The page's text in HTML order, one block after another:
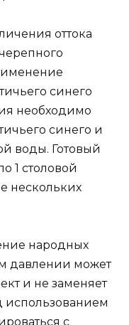
оттока
синего
необходимо
синего и
воды. Готовый
1 столовой
нескольких
народных
давлении может
и не заменяет
использованием
с